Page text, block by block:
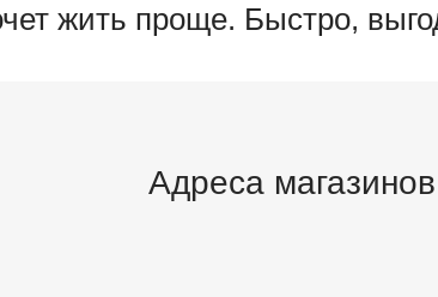
жить проще. Быстро,
Адреса магазинов